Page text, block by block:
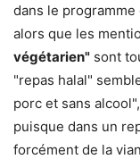
dans le
alors que les
végétarien" sont
"repas halal"
porc et sans
puisque dans un
forcément de la